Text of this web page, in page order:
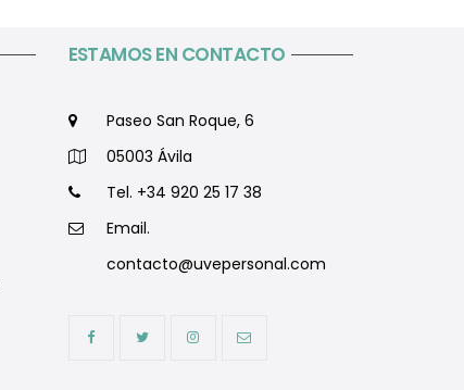
ESTAMOS EN CONTACTO
Paseo San Roque, 6
05003 Ávila
Tel. +34 920 25 17 38
Email.
contacto@uvepersonal.com